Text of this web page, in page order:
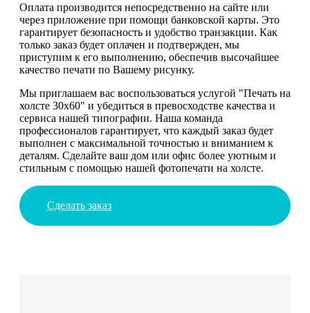
Оплата производится непосредственно на сайте или
через приложение при помощи банковской карты. Это
гарантирует безопасность и удобство транзакции. Как
только заказ будет оплачен и подтвержден, мы
приступим к его выполнению, обеспечив высочайшее
качество печати по Вашему рисунку.
Мы приглашаем вас воспользоваться услугой "Печать на
холсте 30х60" и убедиться в превосходстве качества и
сервиса нашей типографии. Наша команда
профессионалов гарантирует, что каждый заказ будет
выполнен с максимальной точностью и вниманием к
деталям. Сделайте ваш дом или офис более уютным и
стильным с помощью нашей фотопечати на холсте.
Сделать заказ